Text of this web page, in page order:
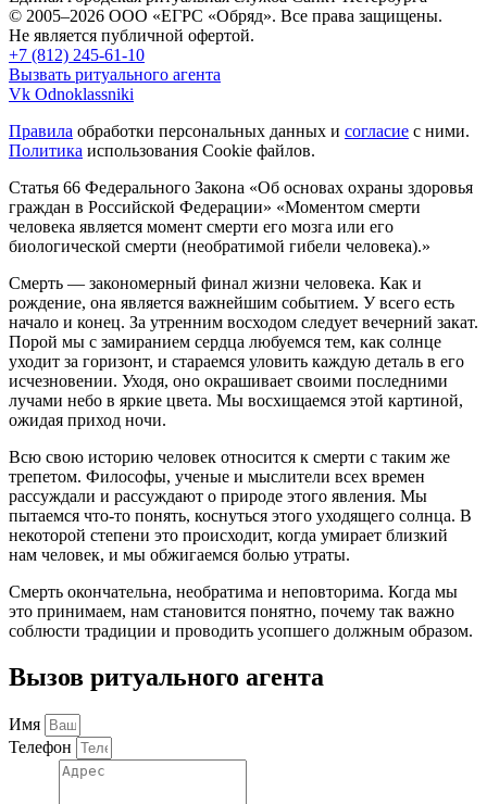
© 2005–2026 ООО «ЕГРС «Обряд». Все права защищены.
Не является публичной офертой.
+7 (812) 245-61-10
Вызвать ритуального агента
Vk Odnoklassniki
Правила обработки персональных данных и согласие с ними.
Политика использования Cookie файлов.
Статья 66 Федерального Закона «Об основах охраны здоровья
граждан в Российской Федерации» «Моментом смерти
человека является момент смерти его мозга или его
биологической смерти (необратимой гибели человека).»
Смерть — закономерный финал жизни человека. Как и
рождение, она является важнейшим событием. У всего есть
начало и конец. За утренним восходом следует вечерний закат.
Порой мы с замиранием сердца любуемся тем, как солнце
уходит за горизонт, и стараемся уловить каждую деталь в его
исчезновении. Уходя, оно окрашивает своими последними
лучами небо в яркие цвета. Мы восхищаемся этой картиной,
ожидая приход ночи.
Всю свою историю человек относится к смерти с таким же
трепетом. Философы, ученые и мыслители всех времен
рассуждали и рассуждают о природе этого явления. Мы
пытаемся что-то понять, коснуться этого уходящего солнца. В
некоторой степени это происходит, когда умирает близкий
нам человек, и мы обжигаемся болью утраты.
Смерть окончательна, необратима и неповторима. Когда мы
это принимаем, нам становится понятно, почему так важно
соблюсти традиции и проводить усопшего должным образом.
Вызов ритуального агента
Имя
Телефон